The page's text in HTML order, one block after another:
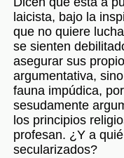
laicista, bajo la
que no quiere
se sienten
asegurar sus
argumentativa,
fauna impúdica,
sesudamente
los principios
profesan. ¿Y a
secularizados?